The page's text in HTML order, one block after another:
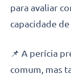
para avaliar
capacidade
📌 A perícia
comum, mas